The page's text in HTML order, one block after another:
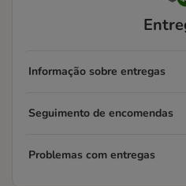
Informação sobre entregas
Seguimento de encomendas
Problemas com entregas